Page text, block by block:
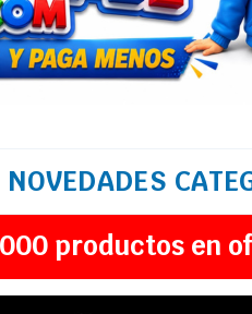
NOVEDADES
productos en